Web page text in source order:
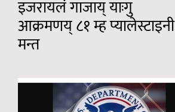
इजरायलं गाजाय् याःगु
आक्रमणय् ८१ म्ह प्यालेस्टाइनी
मन्त